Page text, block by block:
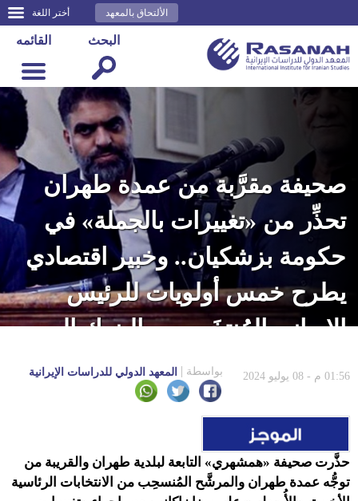
أختر اللغة الألتحاق بالمعهد
القائمه البحث
صحيفة مقرَّبة من عمدة طهران
تحذِّر من «تغييرات بالجملة» في
حكومة بزشكيان.. وخبير اقتصادي
يطرح خمس أولويات للرئيس
الإيراني المُنتخَب من البنوك إلى
01:56 م - 08 يوليو 2024 بواسطة المعهد الدولي للدراسات الإيرانية
حذَّرت صحيفة «همشهري» التابعة لبلدية طهران والقريبة من
توجُّه عمدة طهران والمرشَّح المُنسحِب من الانتخابات الرئاسية